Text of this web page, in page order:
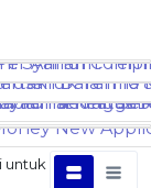
untuk